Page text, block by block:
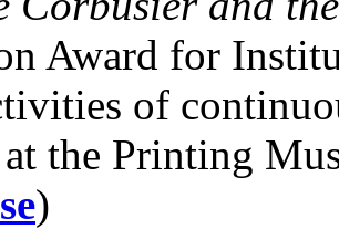
Award for
of
the Printing
)